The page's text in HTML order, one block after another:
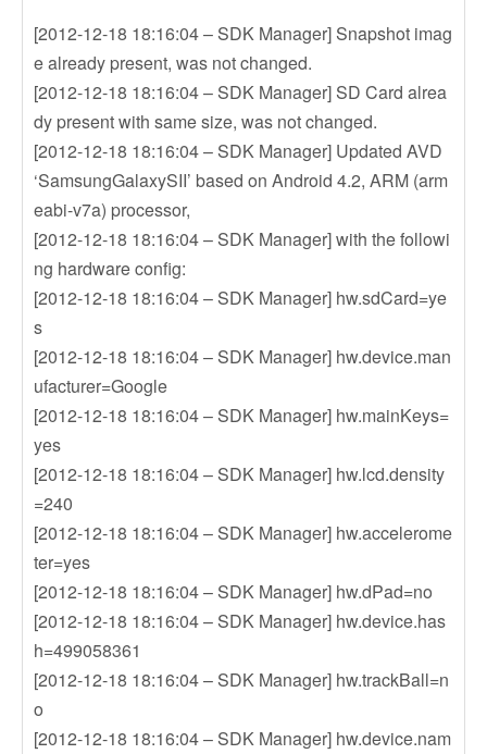
[2012-12-18 18:16:04 – SDK Manager] Snapshot imag
e already present, was not changed.
[2012-12-18 18:16:04 – SDK Manager] SD Card alrea
dy present with same size, was not changed.
[2012-12-18 18:16:04 – SDK Manager] Updated AVD
‘SamsungGalaxySII’ based on Android 4.2, ARM (arm
eabi-v7a) processor,
[2012-12-18 18:16:04 – SDK Manager] with the followi
ng hardware config:
[2012-12-18 18:16:04 – SDK Manager] hw.sdCard=ye
s
[2012-12-18 18:16:04 – SDK Manager] hw.device.man
ufacturer=Google
[2012-12-18 18:16:04 – SDK Manager] hw.mainKeys=
yes
[2012-12-18 18:16:04 – SDK Manager] hw.lcd.density
=240
[2012-12-18 18:16:04 – SDK Manager] hw.accelerome
ter=yes
[2012-12-18 18:16:04 – SDK Manager] hw.dPad=no
[2012-12-18 18:16:04 – SDK Manager] hw.device.has
h=499058361
[2012-12-18 18:16:04 – SDK Manager] hw.trackBall=n
o
[2012-12-18 18:16:04 – SDK Manager] hw.device.nam